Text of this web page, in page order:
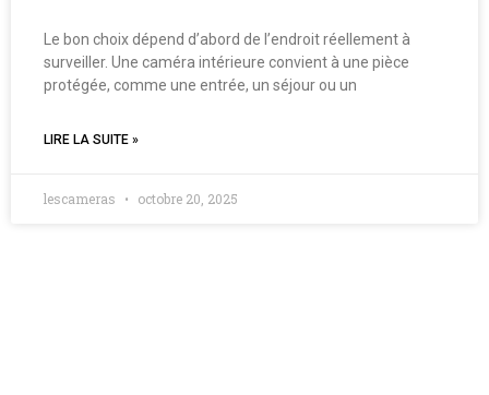
Le bon choix dépend d’abord de l’endroit réellement à
surveiller. Une caméra intérieure convient à une pièce
protégée, comme une entrée, un séjour ou un
LIRE LA SUITE »
lescameras octobre 20, 2025